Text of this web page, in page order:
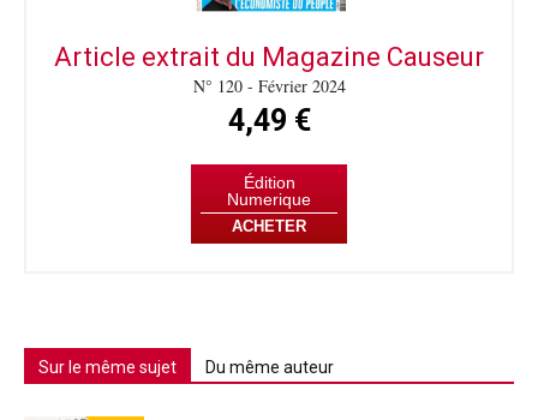
Article extrait du Magazine Causeur
N° 120 - Février 2024
4,49 €
Édition
Numerique
ACHETER
Sur le même sujet Du même auteur